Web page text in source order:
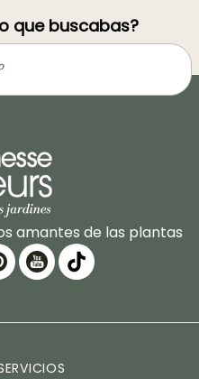
que buscabas?
amantes de las plantas